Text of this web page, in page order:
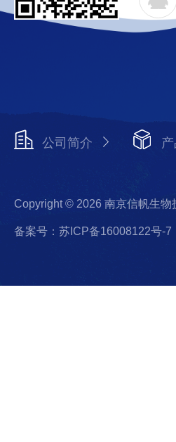
公司简介
Copyright © 2026 南京信帆生物
备案号：苏ICP备16008122号-7